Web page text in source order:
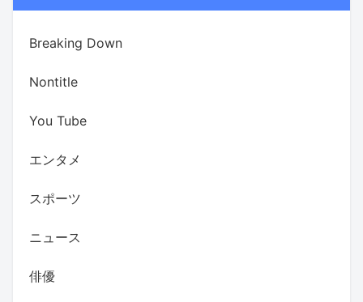
Breaking Down
Nontitle
You Tube
エンタメ
スポーツ
ニュース
俳優